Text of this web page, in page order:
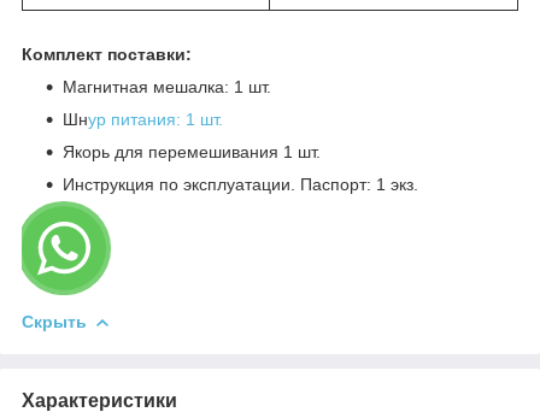
Комплект поставки:
Магнитная мешалка: 1 шт.
Шнур питания: 1 шт.
Якорь для перемешивания 1 шт.
Инструкция по эксплуатации. Паспорт: 1 экз.
Скрыть
Характеристики